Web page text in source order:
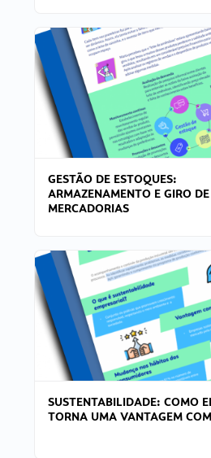
GESTÃO DE ESTOQUES:
ARMAZENAMENTO E GIRO DE
MERCADORIAS
SUSTENTABILIDADE: COMO
TORNA UMA VANTAGEM